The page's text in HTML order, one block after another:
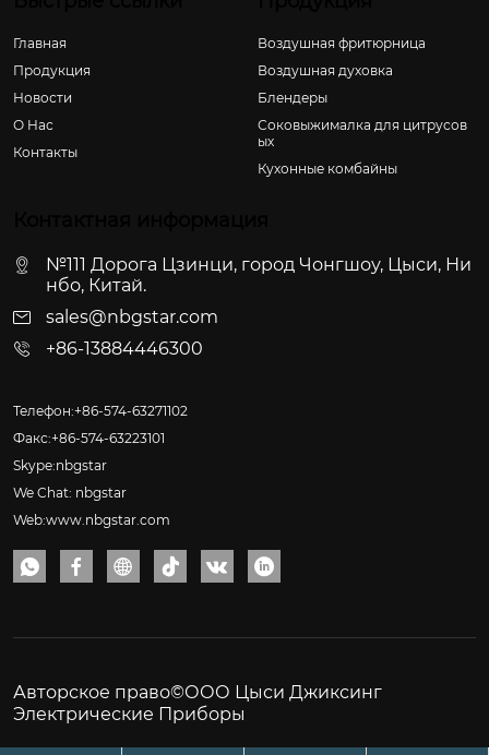
Главная
Продукция
Новости
О Hас
Контакты
Воздушная фритюрница
Воздушная духовка
Блендеры
Соковыжималка для цитрусов
ых
Кухонные комбайны
№111 Дорога Цзинци, город Чонгшоу, Цыси, Ни
нбо, Китай.
sales@nbgstar.com
+86-13884446300
Телефон:+86-574-63271102
Факс:+86-574-63223101
Skype:nbgstar
We Chat: nbgstar
Web:www.nbgstar.com
     
Авторское право©ООО Цыси Джиксинг
Электрические Приборы